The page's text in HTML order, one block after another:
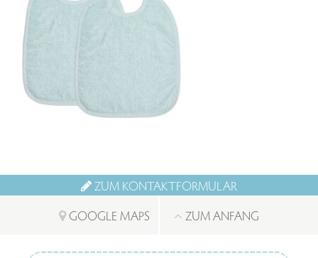
ZUM KONTAKTFORMULAR
GOOGLE MAPS
ZUM ANFANG